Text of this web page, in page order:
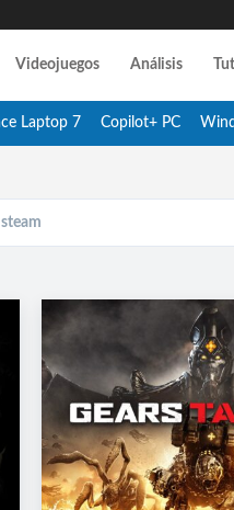
Videojuegos Análisis
Laptop 7 Copilot+ PC